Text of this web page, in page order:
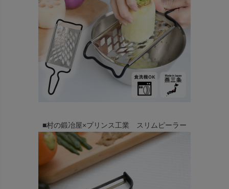
■村の鍛冶屋×プリンス工業 スリムピーラー